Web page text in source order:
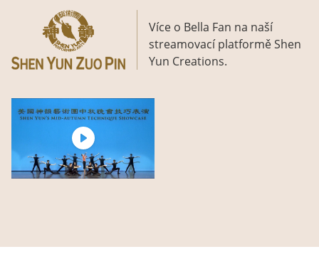
Více o Bella Fan na naší
streamovací platformě Shen
Yun Creations.